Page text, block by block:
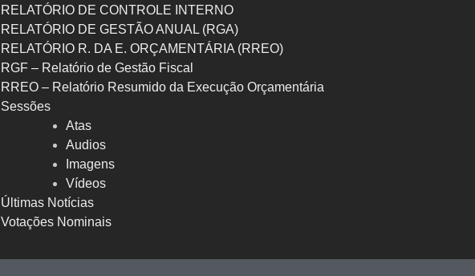
RELATÓRIO DE CONTROLE INTERNO
RELATÓRIO DE GESTÃO ANUAL (RGA)
RELATÓRIO R. DA E. ORÇAMENTÁRIA (RREO)
RGF – Relatório de Gestão Fiscal
RREO – Relatório Resumido da Execução Orçamentária
Sessões
Atas
Audios
Imagens
Vídeos
Últimas Notícias
Votações Nominais